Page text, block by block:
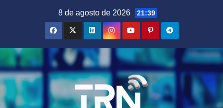
8 de agosto de 2026 21:39